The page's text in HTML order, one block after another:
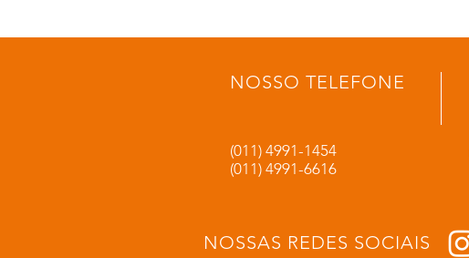
NOSSO TELEFONE
(011) 4991-1454
(011) 4991-6616
NOSSAS REDES SOCIAIS